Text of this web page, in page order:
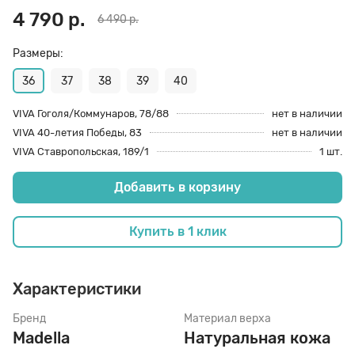
4 790 р. 6 490 р.
Размеры:
36 37 38 39 40
VIVA Гоголя/Коммунаров, 78/88
нет в наличии
VIVA 40-летия Победы, 83
нет в наличии
VIVA Ставропольская, 189/1
1 шт.
Добавить в корзину
Купить в 1 клик
Характеристики
Бренд
Madella
Материал верха
Натуральная кожа
70 den
8 den
Подпяточники
Полустельки
Пропитка
Пяткоудерживатели
Растяжитель и Очиститель
Рожки